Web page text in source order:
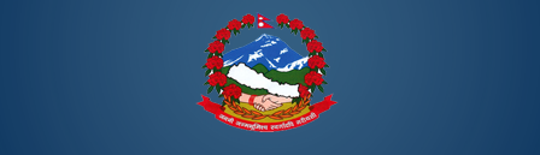
Skip to
main
content